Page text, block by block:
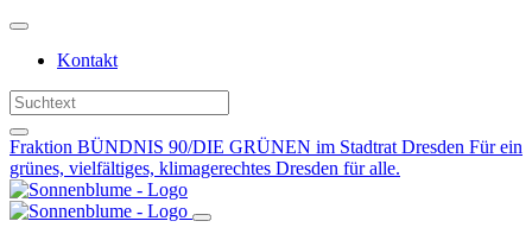
Weiter
Inhalt
Kontakt
Fraktion BÜNDNIS 90/DIE GRÜNEN im Stadtrat Dresden Für ein
grünes, vielfältiges, klimagerechtes Dresden für alle.